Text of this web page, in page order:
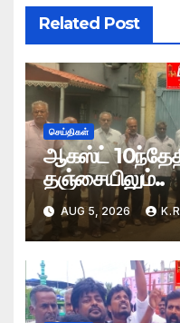
Related Post
செய்திகள்
ஆகஸ்ட்
தஞ்சையிலும்..
AUG 5, 2026